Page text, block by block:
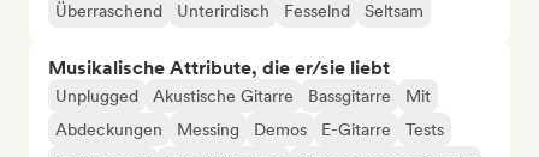
Überraschend
Unterirdisch Fesselnd Seltsam
Musikalische Attribute, die er/sie liebt
Unplugged Akustische Gitarre Bassgitarre
Mit
Abdeckungen
Messing Demos E-Gitarre
Tests